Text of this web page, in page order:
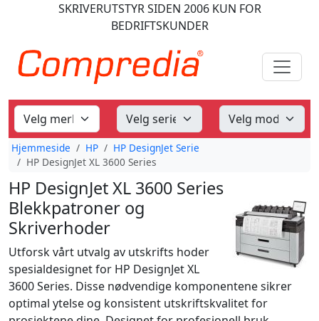
SKRIVERUTSTYRSIDEN 2006KUN FOR
BEDRIFTSKUNDER
Hjemmeside HP
HP DesignJet Serie
HP DesignJet XL 3600 Series
HP DesignJet XL 3600 Series
Blekkpatroner og
Skriverhoder
Utforsk vårt utvalg av utskrifts hoder
spesialdesignet for HP DesignJet XL
3600 Series. Disse nødvendige komponentene sikrer
optimal ytelse og konsistent utskriftskvalitet for